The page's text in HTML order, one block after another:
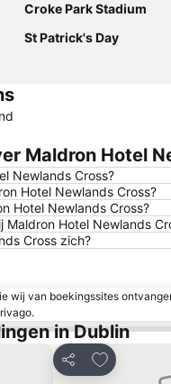
Croke Park Stadium
St Patrick's Day
Maldron Hotel
Newlands Cross?
Hotel Newlands Cross?
Hotel Newlands Cross?
Hotel Newlands
Cross zich?
wij van boekingssites
in Dublin
Delen
Toevoegen